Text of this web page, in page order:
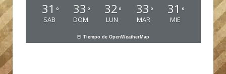
31 °
SAB
33 °
DOM
32 °
LUN
33 °
MAR
31 °
MIE
El Tiempo de OpenWeatherMap